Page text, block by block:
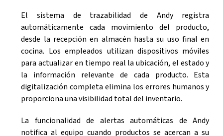
El sistema de trazabilidad de Andy registra
automáticamente cada movimiento del producto,
desde la recepción en almacén hasta su uso final en
cocina. Los empleados utilizan dispositivos móviles
para actualizar en tiempo real la ubicación, el estado y
la información relevante de cada producto. Esta
digitalización completa elimina los errores humanos y
proporciona una visibilidad total del inventario.
La funcionalidad de alertas automáticas de Andy
notifica al equipo cuando productos se acercan a su